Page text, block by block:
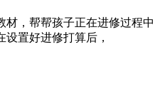
材，帮帮孩子正在进修过程中
置好进修打算后，